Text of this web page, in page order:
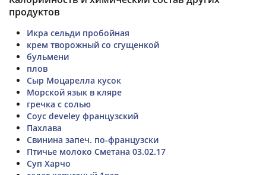
продуктов
Икра сельди пробойная
крем творожный со сгущенкой
бульмени
плов
Сыр Моцарелла кусок
Морской язык в кляре
гречка с солью
Соус develey французский
Пахлава
Свинина запеч. по-французски
Птичье молоко Сметана 03.02.17
Суп Харчо